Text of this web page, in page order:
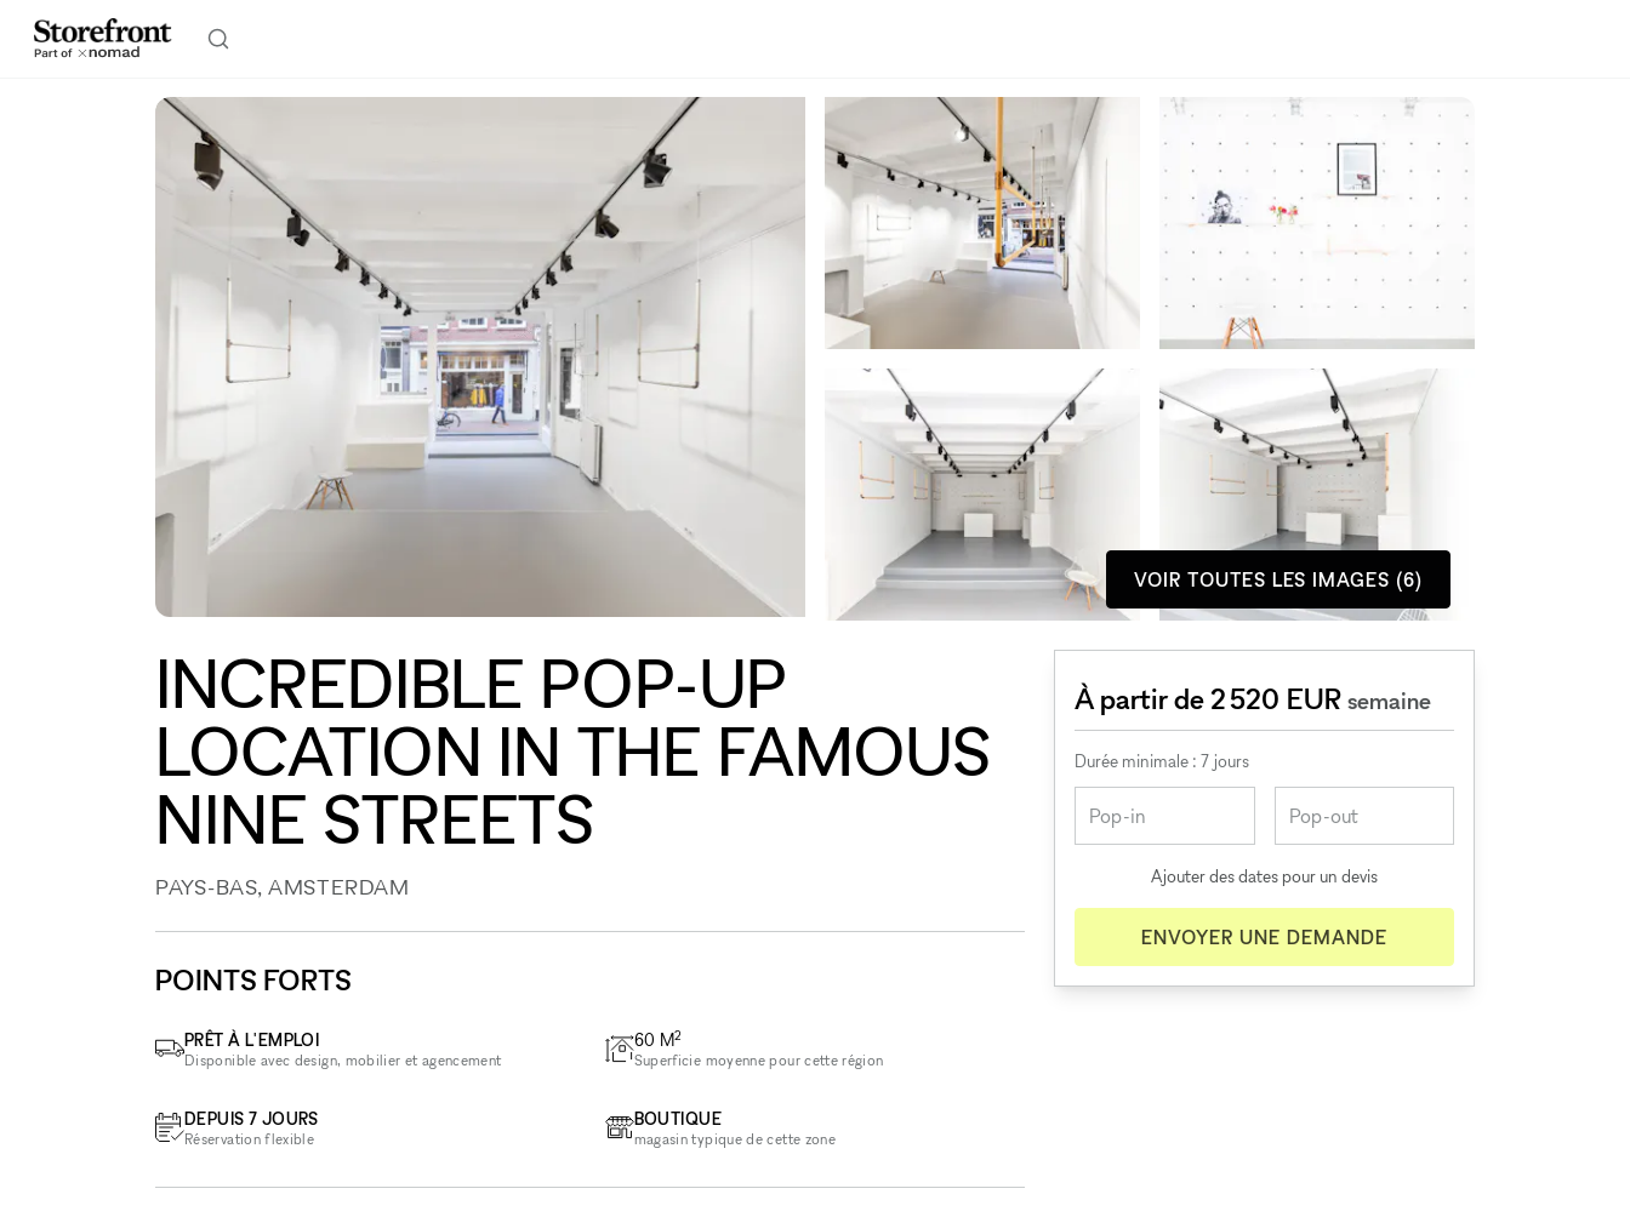
VOIR TOUTES LES IMAGES (6)
INCREDIBLE POP-UP
LOCATION IN THE FAMOUS
NINE STREETS
PAYS-BAS, AMSTERDAM
POINTS FORTS
PRÊT À L'EMPLOI
Disponible avec design, mobilier et agencement
DEPUIS 7 JOURS
Réservation flexible
60 M2
Superficie moyenne pour cette région
BOUTIQUE
magasin typique de cette zone
À partir de 2 520 EURsemaine
Durée minimale : 7 jours
Ajouter des dates pour un devis
ENVOYER UNE DEMANDE